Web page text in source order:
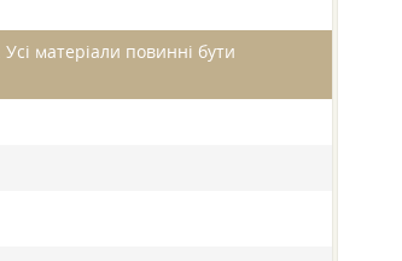
матеріали повинні бути